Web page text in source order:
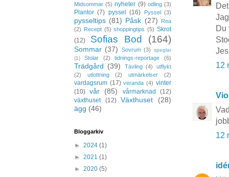
Du
12
12
Midsommar (5) nyheter (9) odling (3)
Plantor (7) pyssel (16) Pyssel (3)
pysseltips (81) Påsk (27)
Rea
(2) Recept (5) shoppingtips (5) Skrot
(12)
Sofias Bod (164)
Sommar (37) Sovrum (3)
speglar
(1)
Stolar (2) tidnings-reportage (6)
Trädgård (39) Tävling (4)
utflykt
(2)
utlottning (2) utmärkelser (2)
vardagsrum (17) veranda (4) vinter
(10) vår (85) vårmarknad
(12)
växthuset
(12) Växthuset
(28)
ägg (46)
Bloggarkiv
► 2024 (1)
► 2021 (1)
► 2020 (5)